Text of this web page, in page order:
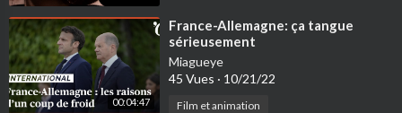
00:04:47
⁣France-Allemagne: ça tangue
sérieusement
Miagueye
45 Vues · 10/21/22
Film et animation